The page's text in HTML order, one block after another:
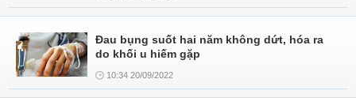
Đau bụng suốt hai năm không dứt, hóa ra
do khối u hiếm gặp
10:34 20/09/2022